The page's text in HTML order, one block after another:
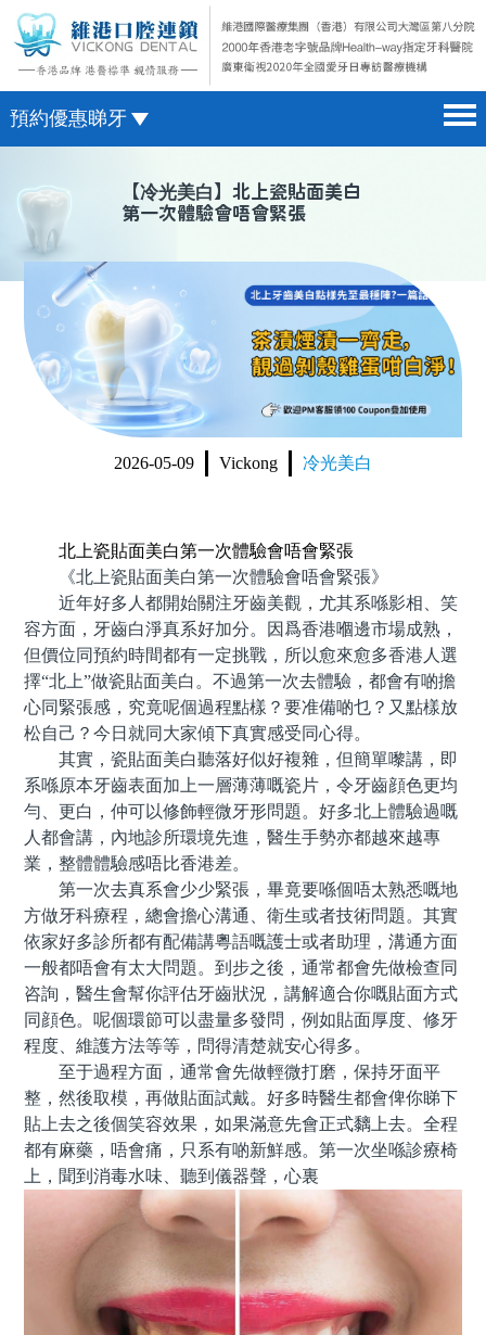
預約優惠睇牙
醫院簡介 hospital introduction
醫生介紹 doctor introduction
醫療新聞 medical news
種植牙 dental implant
箍牙 orthodontics
收費標準 change standard
微信預約
WhatsApp預約
【冷光美白】北上瓷貼面美白
第一次體驗會唔會緊張
2026-05-09 Vickong 冷光美白
北上瓷貼面美白第一次體驗會唔會緊張
《北上瓷貼面美白第一次體驗會唔會緊張》
近年好多人都開始關注牙齒美觀，尤其系喺影相、笑
容方面，牙齒白淨真系好加分。因爲香港嗰邊市場成熟，
但價位同預約時間都有一定挑戰，所以愈來愈多香港人選
擇“北上”做瓷貼面美白。不過第一次去體驗，都會有啲擔
心同緊張感，究竟呢個過程點樣？要准備啲乜？又點樣放
松自己？今日就同大家傾下真實感受同心得。
其實，瓷貼面美白聽落好似好複雜，但簡單嚟講，即
系喺原本牙齒表面加上一層薄薄嘅瓷片，令牙齒顔色更均
勻、更白，仲可以修飾輕微牙形問題。好多北上體驗過嘅
人都會講，內地診所環境先進，醫生手勢亦都越來越專
業，整體體驗感唔比香港差。
第一次去真系會少少緊張，畢竟要喺個唔太熟悉嘅地
方做牙科療程，總會擔心溝通、衛生或者技術問題。其實
依家好多診所都有配備講粵語嘅護士或者助理，溝通方面
一般都唔會有太大問題。到步之後，通常都會先做檢查同
咨詢，醫生會幫你評估牙齒狀況，講解適合你嘅貼面方式
同顔色。呢個環節可以盡量多發問，例如貼面厚度、修牙
程度、維護方法等等，問得清楚就安心得多。
至于過程方面，通常會先做輕微打磨，保持牙面平
整，然後取模，再做貼面試戴。好多時醫生都會俾你睇下
貼上去之後個笑容效果，如果滿意先會正式黐上去。全程
都有麻藥，唔會痛，只系有啲新鮮感。第一次坐喺診療椅
上，聞到消毒水味、聽到儀器聲，心裏